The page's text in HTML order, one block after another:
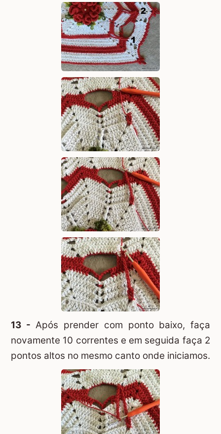
13 - Após prender com ponto baixo, faça
novamente 10 correntes e em seguida faça 2
pontos altos no mesmo canto onde iniciamos.